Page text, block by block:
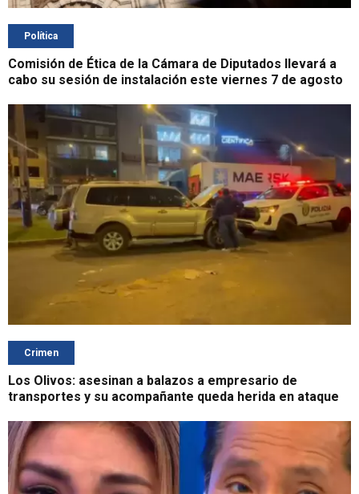
Política
Comisión de Ética de la Cámara de Diputados llevará a
cabo su sesión de instalación este viernes 7 de agosto
Crimen
Los Olivos: asesinan a balazos a empresario de
transportes y su acompañante queda herida en ataque